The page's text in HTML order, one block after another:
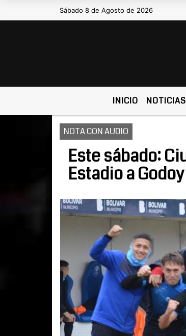
Sábado 8 de Agosto de 2026
Hoy es Sábado 8 de
INICIO NOTICIAS
NOTA CON AUDIO
Este sábado:
Estadio a